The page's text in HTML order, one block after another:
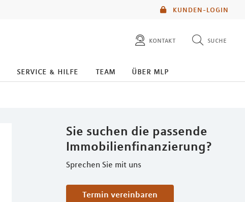
KUNDEN-LOGIN
kontakt suche
diese website durchsuchen
service & hilfe team über mlp
Sie suchen die passende
Immobilienfinanzierung?
Sprechen Sie mit uns
Termin vereinbaren